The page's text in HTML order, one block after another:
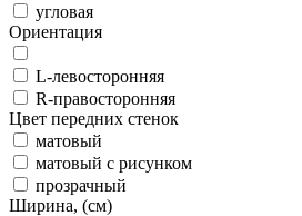
угловая
Ориентация
L-левосторонняя
R-правосторонняя
Цвет передних стенок
матовый
матовый с рисунком
прозрачный
Ширина, (см)